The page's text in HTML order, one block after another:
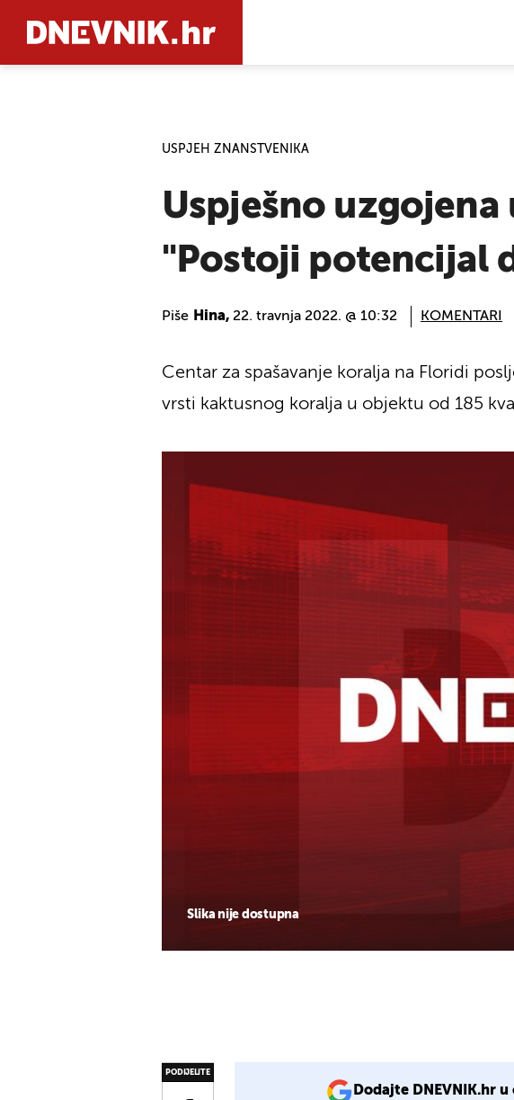
USPJEH ZNANSTVENIKA
Uspješno
"Postoji potencijal
Piše Hina, 22. travnja 2022. @ 10:32 KOMENTARI
Slika nije dostupna
Centar za spašavanje koralja na Floridi
vrsti kaktusnog koralja u objektu od 185
PODIJELITE
Dodajte DNEVNIK.hr